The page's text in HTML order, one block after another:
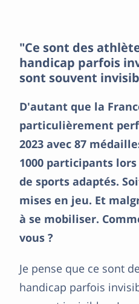
"Ce sont des
handicap parfois
sont souvent
D'autant que la
particulièrement
2023 avec 87
1000 participants
de sports adaptés.
mises en jeu. Et
à se mobiliser.
vous ?
Je pense que ce sont
handicap parfois